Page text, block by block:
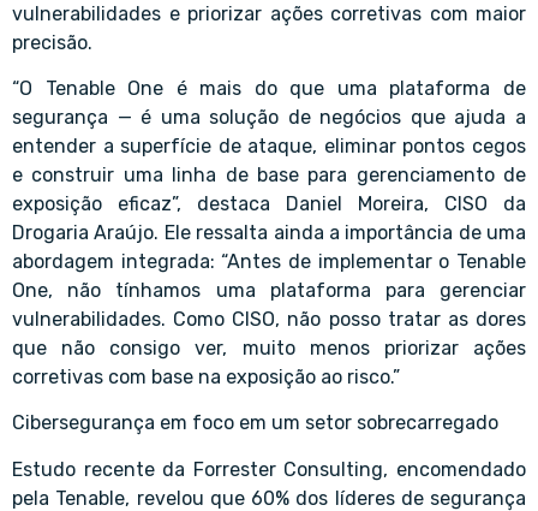
vulnerabilidades e priorizar ações corretivas com maior
precisão.
“O Tenable One é mais do que uma plataforma de
segurança — é uma solução de negócios que ajuda a
entender a superfície de ataque, eliminar pontos cegos
e construir uma linha de base para gerenciamento de
exposição eficaz”, destaca Daniel Moreira, CISO da
Drogaria Araújo. Ele ressalta ainda a importância de uma
abordagem integrada: “Antes de implementar o Tenable
One, não tínhamos uma plataforma para gerenciar
vulnerabilidades. Como CISO, não posso tratar as dores
que não consigo ver, muito menos priorizar ações
corretivas com base na exposição ao risco.”
Cibersegurança em foco em um setor sobrecarregado
Estudo recente da Forrester Consulting, encomendado
pela Tenable, revelou que 60% dos líderes de segurança